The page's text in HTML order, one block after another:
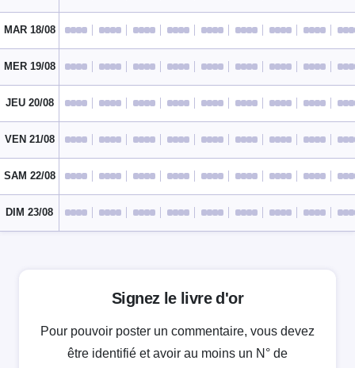
MAR 18/08
MER 19/08
JEU 20/08
VEN 21/08
SAM 22/08
DIM 23/08
Signez le livre d'or
Pour pouvoir poster un commentaire, vous devez
être identifié et avoir au moins un N° de